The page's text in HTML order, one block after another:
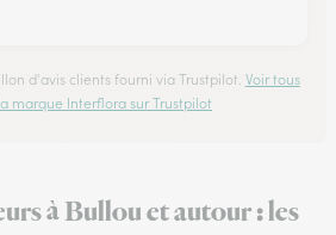
d'avis clients fourni via Trustpilot. Voir tous
marque Interflora sur Trustpilot
à Bullou et autour : les